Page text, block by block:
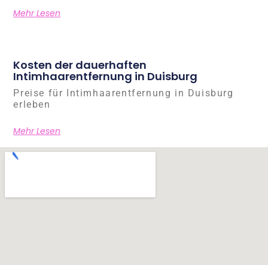
Mehr Lesen
Kosten der dauerhaften
Intimhaarentfernung in Duisburg
Preise für Intimhaarentfernung in Duisburg
erleben
Mehr Lesen